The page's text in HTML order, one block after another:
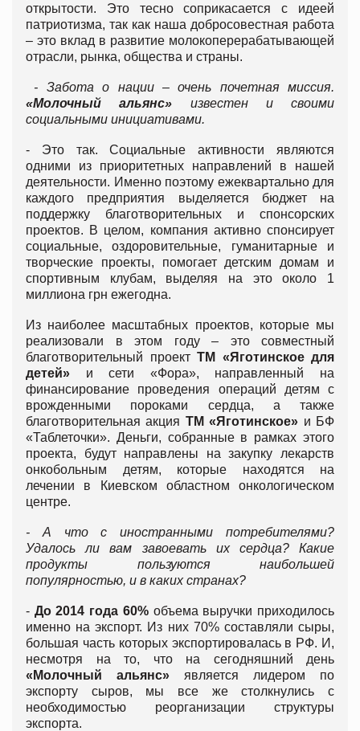
открытости. Это тесно соприкасается с идеей
патриотизма, так как наша добросовестная работа
– это вклад в развитие молокоперерабатывающей
отрасли, рынка, общества и страны.
- Забота о нации – очень почетная миссия.
«Молочный альянс» известен и своими
социальными инициативами.
- Это так. Социальные активности являются
одними из приоритетных направлений в нашей
деятельности. Именно поэтому ежеквартально для
каждого предприятия выделяется бюджет на
поддержку благотворительных и спонсорских
проектов. В целом, компания активно спонсирует
социальные, оздоровительные, гуманитарные и
творческие проекты, помогает детским домам и
спортивным клубам, выделяя на это около 1
миллиона грн ежегодна.
Из наиболее масштабных проектов, которые мы
реализовали в этом году – это совместный
благотворительный проект ТМ «Яготинское для
детей» и сети «Фора», направленный на
финансирование проведения операций детям с
врожденными пороками сердца, а также
благотворительная акция ТМ «Яготинское» и БФ
«Таблеточки». Деньги, собранные в рамках этого
проекта, будут направлены на закупку лекарств
онкобольным детям, которые находятся на
лечении в Киевском областном онкологическом
центре.
- А что с иностранными потребителями?
Удалось ли вам завоевать их сердца? Какие
продукты пользуются наибольшей
популярностью, и в каких странах?
- До 2014 года 60%объема выручки приходилось
именно на экспорт. Из них 70% составляли сыры,
большая часть которых экспортировалась в РФ. И,
несмотря на то, что на сегодняшний день
«Молочный альянс» является лидером по
экспорту сыров, мы все же столкнулись с
необходимостью реорганизации структуры
экспорта.